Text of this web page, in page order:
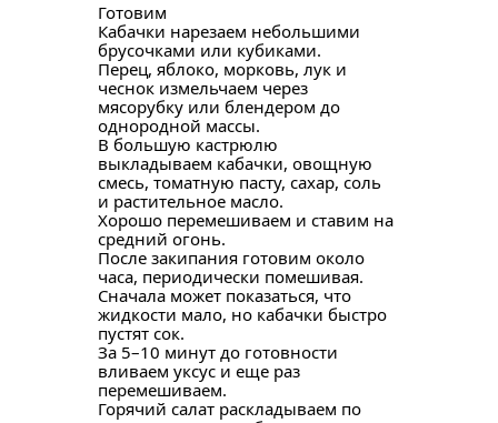
Готовим
Кабачки нарезаем небольшими
брусочками или кубиками.
Перец, яблоко, морковь, лук и
чеснок измельчаем через
мясорубку или блендером до
однородной массы.
В большую кастрюлю
выкладываем кабачки, овощную
смесь, томатную пасту, сахар, соль
и растительное масло.
Хорошо перемешиваем и ставим на
средний огонь.
После закипания готовим около
часа, периодически помешивая.
Сначала может показаться, что
жидкости мало, но кабачки быстро
пустят сок.
За 5–10 минут до готовности
вливаем уксус и еще раз
перемешиваем.
Горячий салат раскладываем по